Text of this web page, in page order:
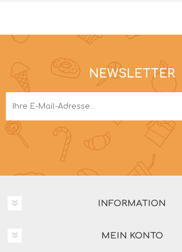
NEWSLETTER
INFORMATION
MEIN KONTO